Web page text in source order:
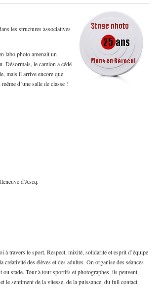
les structures associatives
labo photo amenait un
Désormais, le camion a cédé
mais il arrive encore que
d’une salle de classe !
d'Ascq.
travers le sport. Respect, mixité, solidarité et esprit d’équipe
des élèves et des adultes. On organise des séances
ou stade. Tour à tour sportifs et photographes, ils peuvent
le sentiment de la vitesse, de la puissance, du full contact.